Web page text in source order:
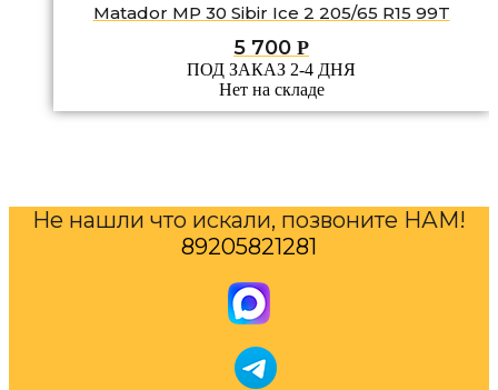
Matador MP 30 Sibir Ice 2 205/65 R15 99T
5 700 Р
ПОД ЗАКАЗ 2-4 ДНЯ
Нет на складе
Не нашли что искали, позвоните НАМ!
89205821281